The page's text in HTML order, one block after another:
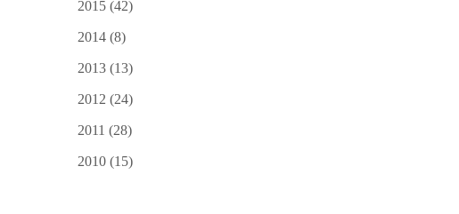
2015 (42)
2014 (8)
2013 (13)
2012 (24)
2011 (28)
2010 (15)